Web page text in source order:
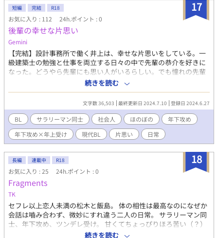
17
短編 完結 R18
お気に入り : 112 24h.ポイント : 0
後輩の幸せな片思い
Gemini
【完結】設計事務所で働く井上は、幸せな片思いをしている。一
級建築士の勉強と仕事を両立する日々の中で先輩の恭介を好きに
なった。どうやら先輩にも思い人がいるらしい。でも憧れの先輩
と毎日仕事ができればそれでいい。……と思っていたのにいざ先
輩の思い人が現れて心は乱れまくった。
続きを読む
文字数 36,503 最終更新日 2024.7.10 登録日 2024.6.27
BL サラリーマン同士 社会人 ほのぼの
年下攻め
年下攻め×年上受け
現代BL 片思い 日常
18
長編 連載中 R18
お気に入り : 25 24h.ポイント : 0
Fragments
TK
セフレ以上恋人未満の松木と飯島。 体の相性は最高なのになぜか
会話は嚙み合わず、微妙にすれ違う二人の日常。 サラリーマン同
士、年下攻め、ツンデレ受け。 甘くてちょっぴりほろ苦い（？）
大人の恋愛ライトコメディ。 それぞれの視点から交互に話が進み
続きを読む